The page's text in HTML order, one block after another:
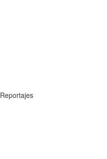
Reportajes